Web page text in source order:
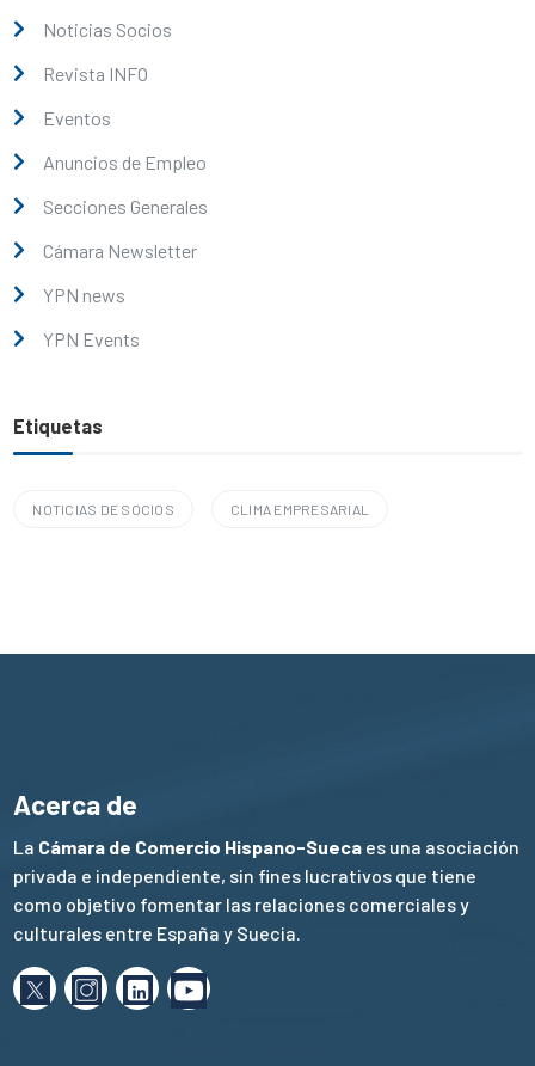
Noticias Socios
Revista INFO
Eventos
Anuncios de Empleo
Secciones Generales
Cámara Newsletter
YPN news
YPN Events
Etiquetas
NOTICIAS DE SOCIOS CLIMA EMPRESARIAL
Acerca de
La Cámara de Comercio Hispano-Sueca es una asociación
privada e independiente, sin fines lucrativos que tiene
como objetivo fomentar las relaciones comerciales y
culturales entre España y Suecia.